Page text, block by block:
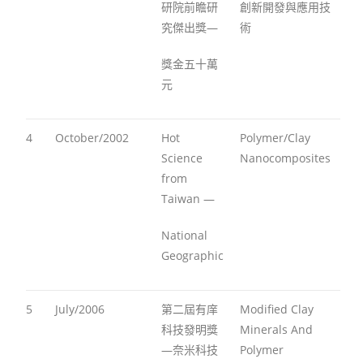
研院前瞻研
究傑出獎—
獎金五十萬
元
創新開發與應用技
術
4 October/2002
Hot
Science
from
Taiwan —
National
Geographic
Polymer/Clay
Nanocomposites
5 July/2006
第二屆有庠
科技發明獎
—奈米科技
Modified Clay
Minerals And
Polymer